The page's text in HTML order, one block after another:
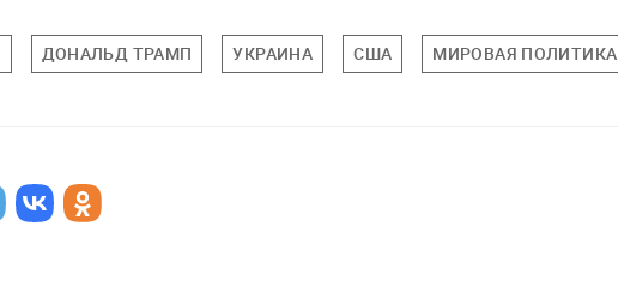
ДОНАЛЬД ТРАМП УКРАИНА США МИРОВАЯ ПОЛИТИКА